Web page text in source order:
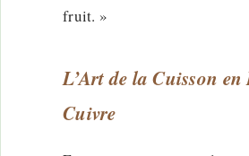
fruit. »
L’Art de la Cuisson en
Cuivre